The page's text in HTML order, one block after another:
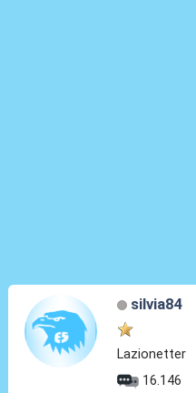
silvia84
Lazionetter
16.146